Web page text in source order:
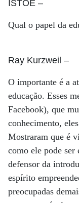
ISTOÉ –
Qual o papel da
Ray Kurzweil –
O importante é a
educação. Esses
Facebook), que
conhecimento,
Mostraram que é
como ele pode ser
defensor da
espírito
preocupadas